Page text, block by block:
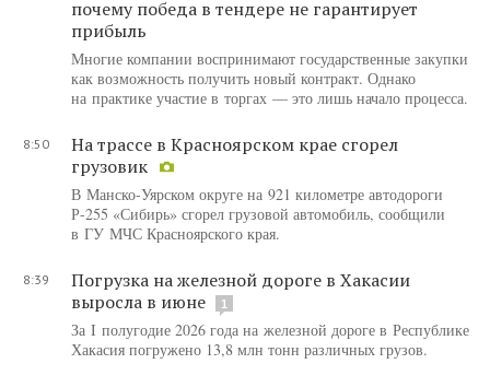
почему победа в тендере не гарантирует
прибыль
Многие компании воспринимают государственные закупки
как возможность получить новый контракт. Однако
на практике участие в торгах — это лишь начало процесса.
8:50
На трассе в Красноярском крае сгорел
грузовик
В Манско-Уярском округе на 921 километре автодороги
Р-255 «Сибирь» сгорел грузовой автомобиль, сообщили
в ГУ МЧС Красноярского края.
8:39
Погрузка на железной дороге в Хакасии
выросла в июне
1
За I полугодие 2026 года на железной дороге в Республике
Хакасия погружено 13,8 млн тонн различных грузов.